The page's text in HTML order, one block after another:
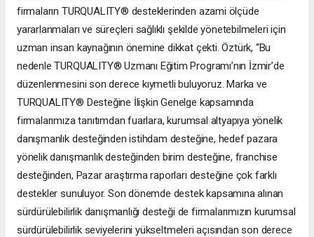
firmaların TURQUALITY® desteklerinden azami ölçüde
yararlanmaları ve süreçleri sağlıklı şekilde yönetebilmeleri için
uzman insan kaynağının önemine dikkat çekti. Öztürk, “Bu
nedenle TURQUALITY® Uzmanı Eğitim Programı’nın İzmir’de
düzenlenmesini son derece kıymetli buluyoruz. Marka ve
TURQUALITY® Desteğine İlişkin Genelge kapsamında
firmalarımıza tanıtımdan fuarlara, kurumsal altyapıya yönelik
danışmanlık desteğinden istihdam desteğine, hedef pazara
yönelik danışmanlık desteğinden birim desteğine, franchise
desteğinden, Pazar araştırma raporları desteğine çok farklı
destekler sunuluyor. Son dönemde destek kapsamına alınan
sürdürülebilirlik danışmanlığı desteği de firmalarımızın kurumsal
sürdürülebilirlik seviyelerini yükseltmeleri açısından son derece